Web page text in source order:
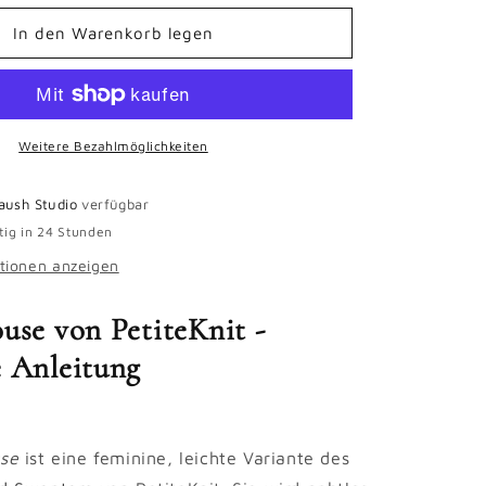
Menge
für
Cloud
gedruckte
Anleitung
In den Warenkorb legen
Weitere Bezahlmöglichkeiten
Studioverfügbar
in 24 Stunden
anzeigen
von PetiteKnit -
Anleitung
ist eine feminine, leichte Variante des